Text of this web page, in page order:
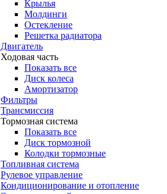
Крылья
Молдинги
Остекление
Решетка радиатора
Двигатель
Ходовая часть
Показать все
Диск колеса
Амортизатор
Фильтры
Трансмиссия
Тормозная система
Показать все
Диск тормозной
Колодки тормозные
Топливная система
Рулевое управление
Кондиционирование и отопление